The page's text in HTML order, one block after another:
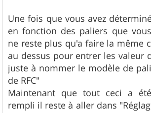
Une fois que vous avez
en fonction des paliers que
ne reste plus qu'a faire la même
au dessus pour entrer les valeur
juste à nommer le modèle de
de RFC"
Maintenant que tout ceci a
rempli il reste à aller dans